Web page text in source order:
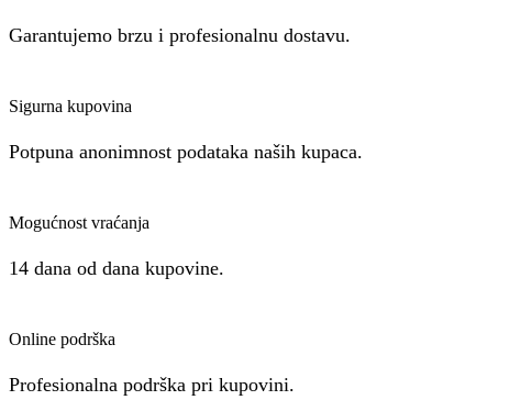
Garantujemo brzu i profesionalnu dostavu.
Sigurna kupovina
Potpuna anonimnost podataka naših kupaca.
Mogućnost vraćanja
14 dana od dana kupovine.
Online podrška
Profesionalna podrška pri kupovini.